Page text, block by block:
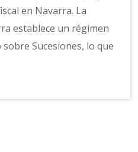
en Navarra. La
establece un régimen
Sucesiones, lo que